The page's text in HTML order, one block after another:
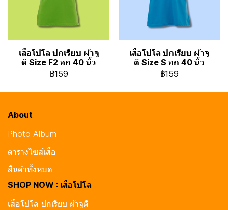
เสื้อโปโล ปกเรียบ ผ้าจู
ติ Size F2 อก 40 นิ้ว
฿159
เสื้อโปโล ปกเรียบ ผ้าจู
ติ Size S อก 40 นิ้ว
฿159
About
Photo Album
ตารางไซส์เสื้อ
สินค้าทั้งหมด
SHOP NOW : เสื้อโปโล
เสื้อโปโล ปกเรียบ ผ้าจูติ